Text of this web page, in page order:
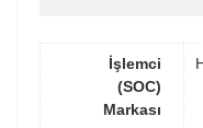
İşlemci
(SOC)
Markası